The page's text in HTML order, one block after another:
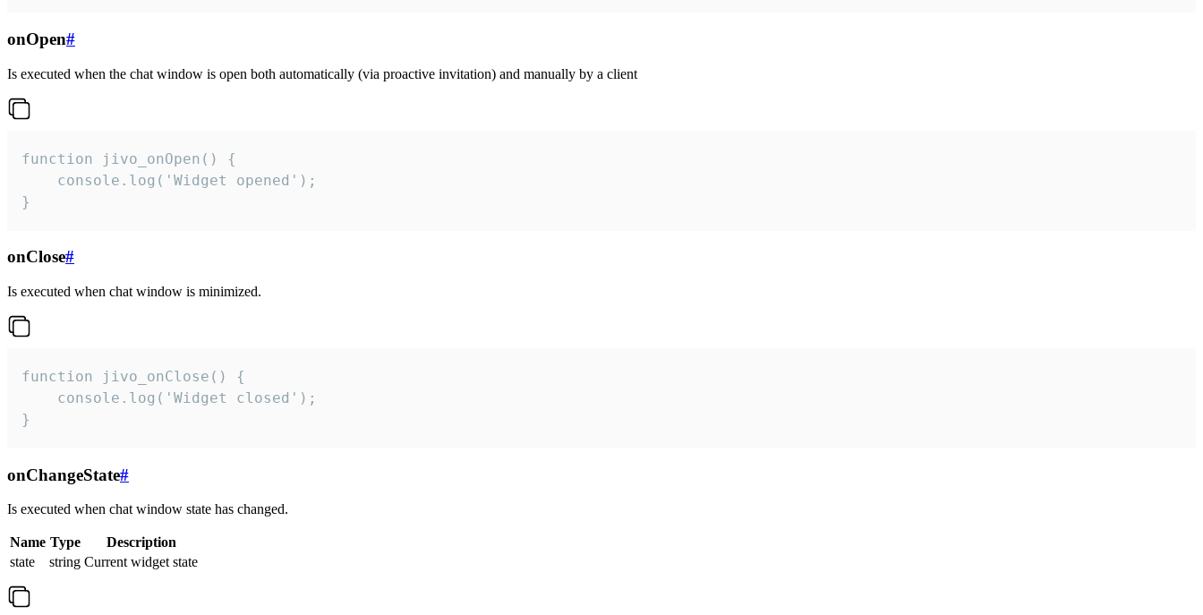
onOpen#
Is executed when the chat window is open both automatically (via proactive invitation) and manually by a client
function jivo_onOpen() {
    console.log('Widget opened');
}
onClose#
Is executed when chat window is minimized.
function jivo_onClose() {
    console.log('Widget closed');
}
onChangeState#
Is executed when chat window state has changed.
Name Type
Description
state
string Current widget state